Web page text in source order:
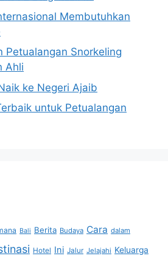
Membutuhkan
Petualangan Snorkeling
Ahli
ke Negeri Ajaib
untuk Petualangan
Bali Berita Budaya Cara dalam
Hotel Ini Jalur Jelajahi Keluarga